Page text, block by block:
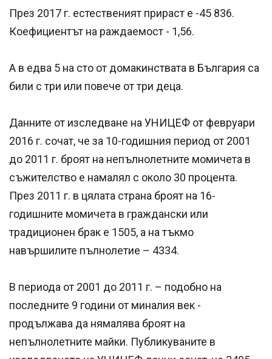
През 2017 г. естественият прираст е -45 836.
Коефициентът на раждаемост - 1,56.
А в едва 5 на сто от домакинствата в България са
били с три или повече от три деца.
Данните от изследване на УНИЦЕФ от февруари
2016 г. сочат, че за 10-годишния период от 2001
до 2011 г. броят на непълнолетните момичета в
съжителство е намалял с около 30 процента.
През 2011 г. в цялата страна броят на 16-
годишните момичета в граждански или
традиционен брак е 1505, а на тъкмо
навършилите пълнолетие – 4334.
В периода от 2001 до 2011 г. – подобно на
последните 9 години от миналия век -
продължава да нямалява броят на
непълнолетните майки. Публикуваните в